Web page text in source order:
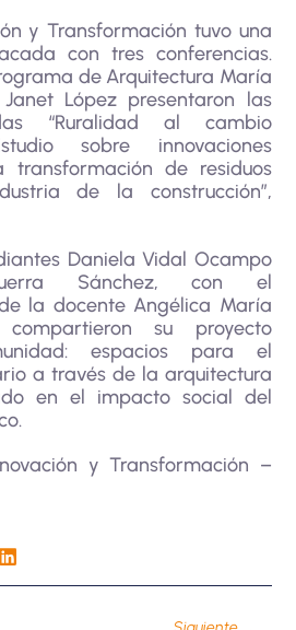
y Transformación tuvo una
con tres conferencias.
de Arquitectura María
López presentaron las
“Ruralidad al cambio
sobre innovaciones
transformación de residuos
de la construcción”,
Daniela Vidal Ocampo
Sánchez, con el
la docente Angélica María
su proyecto
espacios para el
a través de la arquitectura
en el impacto social del
y Transformación –